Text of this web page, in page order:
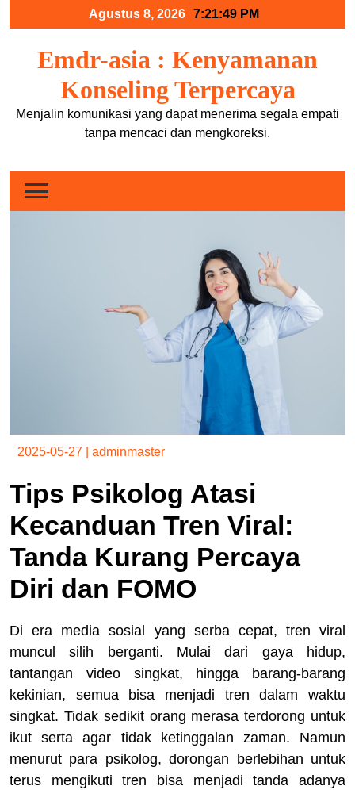
Agustus 8, 2026 7:21:50 PM
Emdr-asia : Kenyamanan
Konseling Terpercaya
Menjalin komunikasi yang dapat menerima segala empati
tanpa mencaci dan mengkoreksi.
2025-05-27 adminmaster
Tips Psikolog Atasi
Kecanduan Tren Viral:
Tanda Kurang Percaya
Diri dan FOMO
Di era media sosial yang serba cepat, tren viral
muncul silih berganti. Mulai dari gaya hidup,
tantangan video singkat, hingga barang-barang
kekinian, semua bisa menjadi tren dalam waktu
singkat. Tidak sedikit orang merasa terdorong untuk
ikut serta agar tidak ketinggalan zaman. Namun
menurut para psikolog, dorongan berlebihan untuk
terus mengikuti tren bisa menjadi tanda adanya